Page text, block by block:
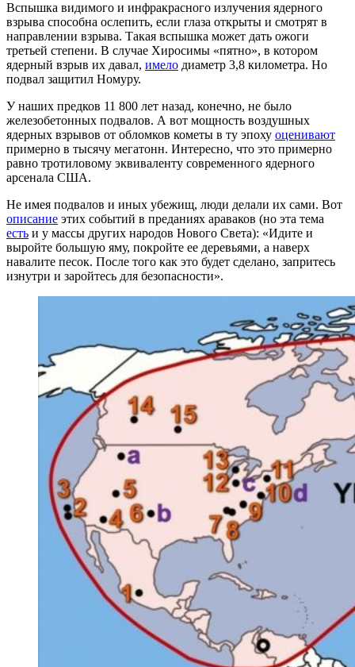
Вспышка видимого и инфракрасного излучения ядерного
взрыва способна ослепить, если глаза открыты и смотрят в
направлении взрыва. Такая вспышка может дать ожоги
третьей степени. В случае Хиросимы «пятно», в котором
ядерный взрыв их давал, имело диаметр 3,8 километра. Но
подвал защитил Номуру.
У наших предков 11 800 лет назад, конечно, не было
железобетонных подвалов. А вот мощность воздушных
ядерных взрывов от обломков кометы в ту эпоху оценивают
примерно в тысячу мегатонн. Интересно, что это примерно
равно тротиловому эквиваленту современного ядерного
арсенала США.
Не имея подвалов и иных убежищ, люди делали их сами. Вот
описание этих событий в преданиях араваков (но эта тема
есть и у массы других народов Нового Света): «Идите и
выройте большую яму, покройте ее деревьями, а наверх
навалите песок. После того как это будет сделано, запритесь
изнутри и заройтесь для безопасности».